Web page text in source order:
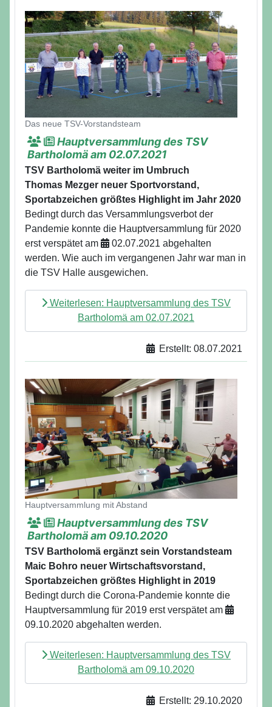
Details
Das neue TSV-Vorstandsteam
Hauptversammlung des TSV
Bartholomä am 02.07.2021
TSV Bartholomä weiter im Umbruch
Thomas Mezger neuer Sportvorstand,
Sportabzeichen größtes Highlight im Jahr 2020
Bedingt durch das Versammlungsverbot der
Pandemie konnte die Hauptversammlung für 2020
erst verspätet am
02.07.2021 abgehalten
werden. Wie auch im vergangenen Jahr war man in
die TSV Halle ausgewichen.
Weiterlesen: Hauptversammlung des TSV
Bartholomä am 02.07.2021
Erstellt: 08.07.2021
Details
Hauptversammlung mit Abstand
Hauptversammlung des TSV
Bartholomä am 09.10.2020
TSV Bartholomä ergänzt sein Vorstandsteam
Maic Bohro neuer Wirtschaftsvorstand,
Sportabzeichen größtes Highlight in 2019
Bedingt durch die Corona-Pandemie konnte die
Hauptversammlung für 2019 erst verspätet am
09.10.2020 abgehalten werden.
Weiterlesen: Hauptversammlung des TSV
Bartholomä am 09.10.2020
Erstellt: 29.10.2020